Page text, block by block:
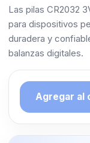
Las pilas CR2032
para dispositivos
duradera y
balanzas digitales.
Agregar al